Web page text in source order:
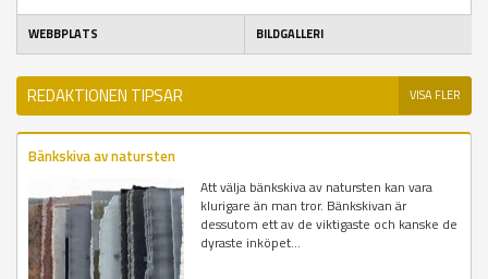
WEBBPLATS BILDGALLERI
REDAKTIONEN TIPSAR VISA FLER
Bänkskiva av natursten
Att välja bänkskiva av natursten kan vara
klurigare än man tror. Bänkskivan är
dessutom ett av de viktigaste och kanske de
dyraste inköpet...